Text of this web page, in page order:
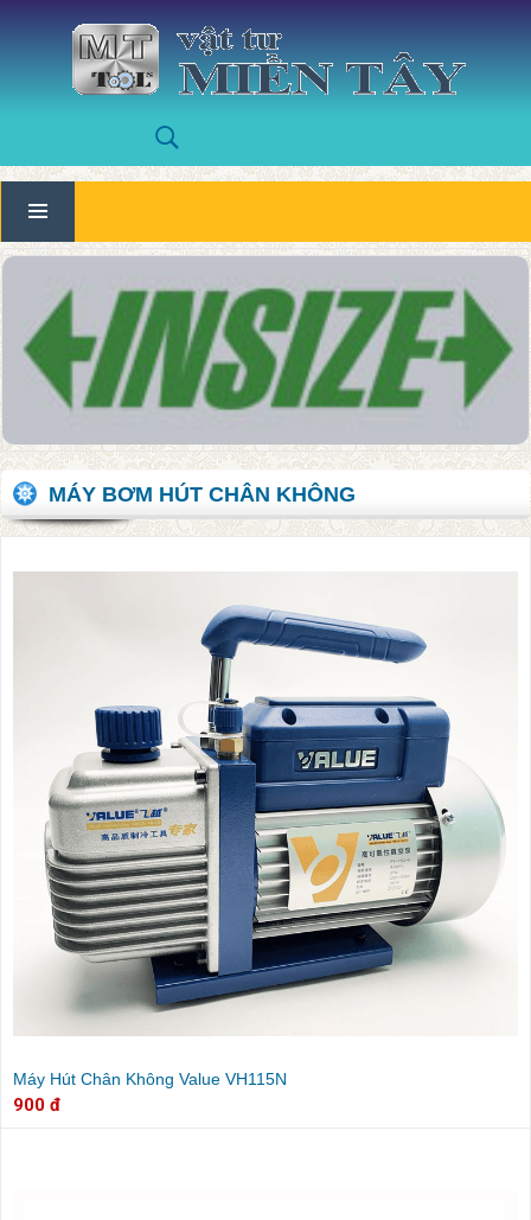
MÁY BƠM HÚT CHÂN KHÔNG
Máy Hút Chân Không Value VH115N
900 đ